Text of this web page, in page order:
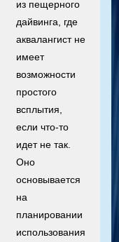
из пещерного
дайвинга, где
аквалангист не
имеет
возможности
простого
всплытия,
если что-то
идет не так.
Оно
основывается
на
планировании
использования